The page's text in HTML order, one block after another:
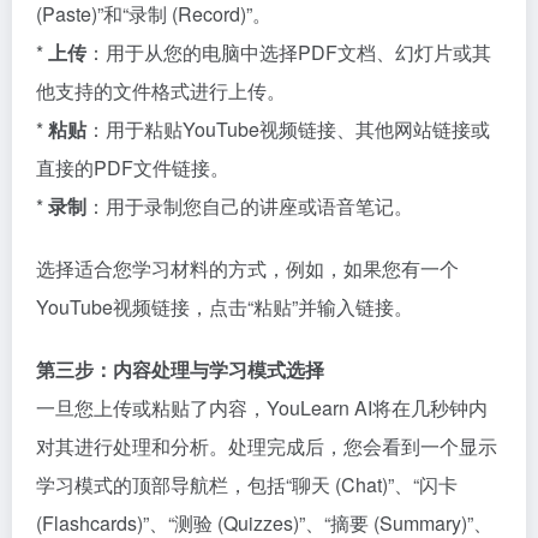
(Paste)”和“录制 (Record)”。
*上传 ：用于从您的电脑中选择PDF文档、幻灯片或其
他支持的文件格式进行上传。
*粘贴：用于粘贴YouTube视频链接、其他网站链接或
直接的PDF文件链接。
*录制 ：用于录制您自己的讲座或语音笔记。
选择适合您学习材料的方式，例如，如果您有一个
YouTube视频链接，点击“粘贴”并输入链接。
第三步：内容处理与学习模式选择
一旦您上传或粘贴了内容，YouLearn AI将在几秒钟内
对其进行处理和分析。处理完成后，您会看到一个显示
学习模式的顶部导航栏，包括“聊天 (Chat)”、“闪卡
(Flashcards)”、“测验 (Quizzes)”、“摘要 (Summary)”、